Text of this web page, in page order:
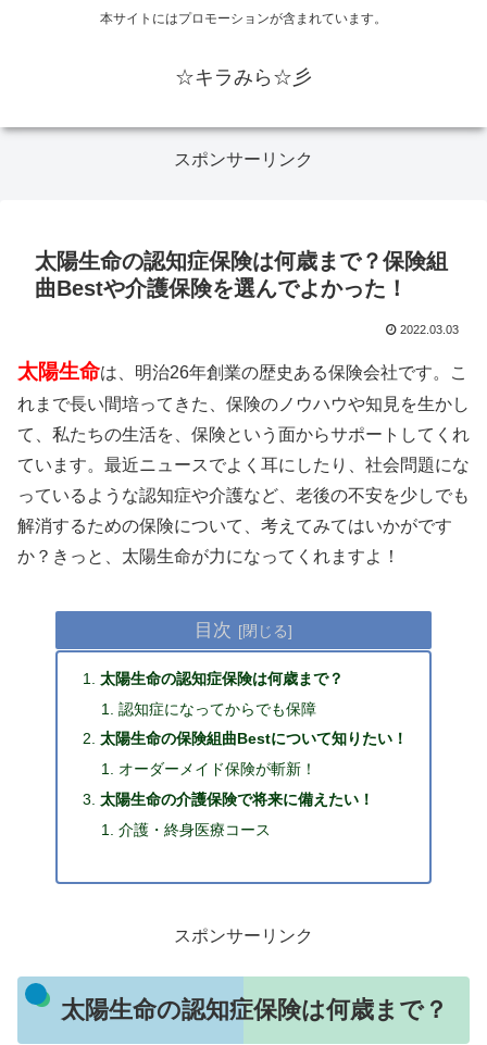
本サイトにはプロモーションが含まれています。
☆キラみら☆彡
スポンサーリンク
太陽生命の認知症保険は何歳まで？保険組
曲Bestや介護保険を選んでよかった！
2022.03.03
太陽生命は、明治26年創業の歴史ある保険会社です。こ
れまで長い間培ってきた、保険のノウハウや知見を生かし
て、私たちの生活を、保険という面からサポートしてくれ
ています。最近ニュースでよく耳にしたり、社会問題にな
っているような認知症や介護など、老後の不安を少しでも
解消するための保険について、考えてみてはいかがです
か？きっと、太陽生命が力になってくれますよ！
目次
太陽生命の認知症保険は何歳まで？
認知症になってからでも保障
太陽生命の保険組曲Bestについて知りたい！
オーダーメイド保険が斬新！
太陽生命の介護保険で将来に備えたい！
介護・終身医療コース
スポンサーリンク
太陽生命の認知症保険は何歳まで？